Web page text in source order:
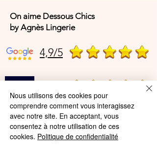
On aime Dessous Chics
by Agnès Lingerie
4,9/5
Offres et Services
A propos de nous
Nous utilisons des cookies pour
comprendre comment vous interagissez
avec notre site. En acceptant, vous
consentez à notre utilisation de ces
cookies. Politique de confidentialité